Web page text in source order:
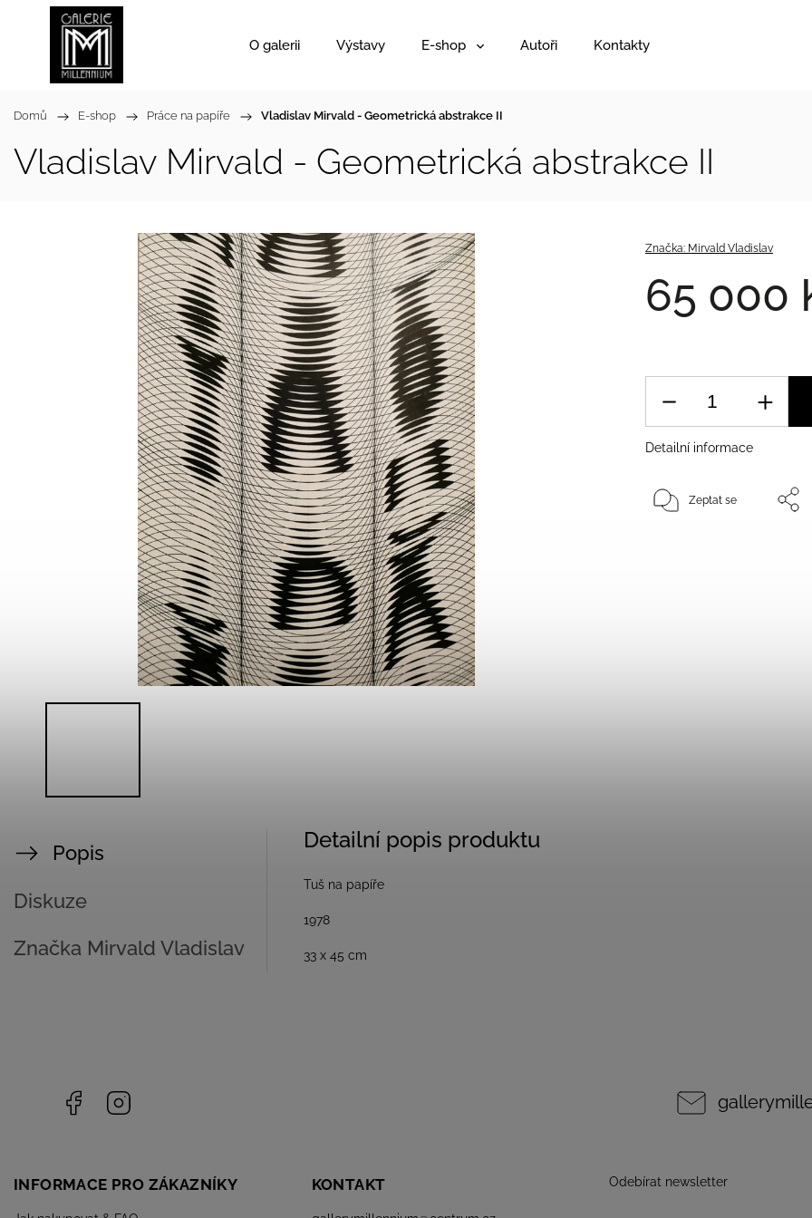
O galerii Výstavy E-shop Autoři Kontakty
Domů / E-shop / Práce na papíře / Vladislav Mirvald - Geometrická abstrakce II
Vladislav Mirvald - Geometrická abstrakce II
Značka: Mirvald Vladislav
65 000
Detailní informace
Zeptat se
Popis
Diskuze
Značka Mirvald Vladislav
Detailní popis produktu
Tuš na papíře
1978
33 x 45 cm
Facebook
INFORMACE PRO ZÁKAZNÍKY KONTAKT Odebírat newsletter